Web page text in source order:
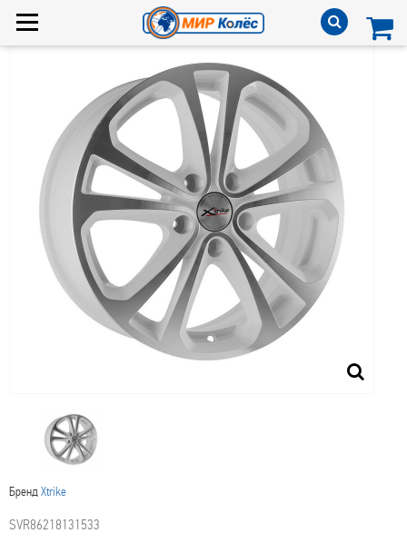
БрендXtrike
SVR86218131533